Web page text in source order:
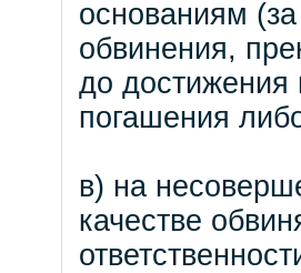
основаниям
обвинения,
до достижения
погашения
в) на
качестве